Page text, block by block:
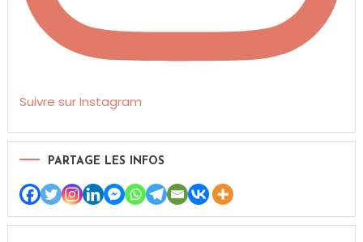
Suivre sur Instagram
PARTAGE LES INFOS